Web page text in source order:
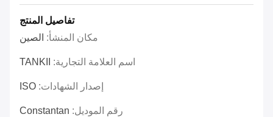
تفاصيل المنتج
مكان المنشأ: الصين
اسم العلامة التجارية: TANKII
إصدار الشهادات: ISO
رقم الموديل: Constantan